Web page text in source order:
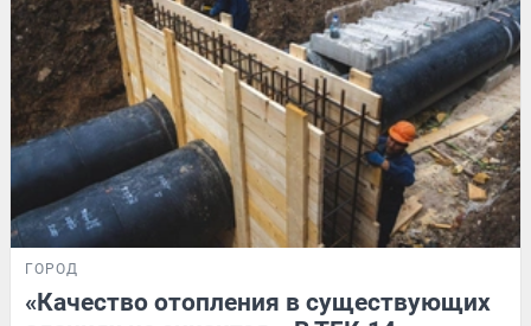
ГОРОД
«Качество отопления в существующих